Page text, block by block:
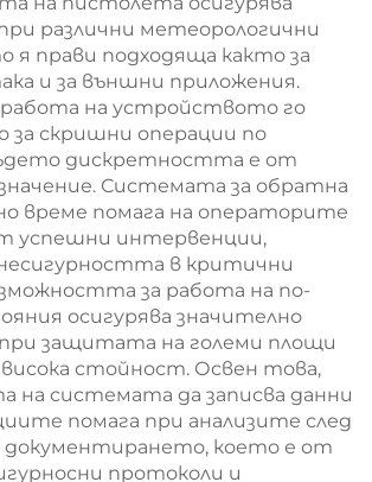
различни метеорологични
я прави подходяща както за
и за външни приложения.
на устройството го
за скришни операции по
дискретността е от
Системата за обратна
време помага на операторите
успешни интервенции,
в критични
за работа на по-
осигурява значително
защитата на големи площи
стойност. Освен това,
на системата да записва данни
помага при анализите след
което е от
протоколи и